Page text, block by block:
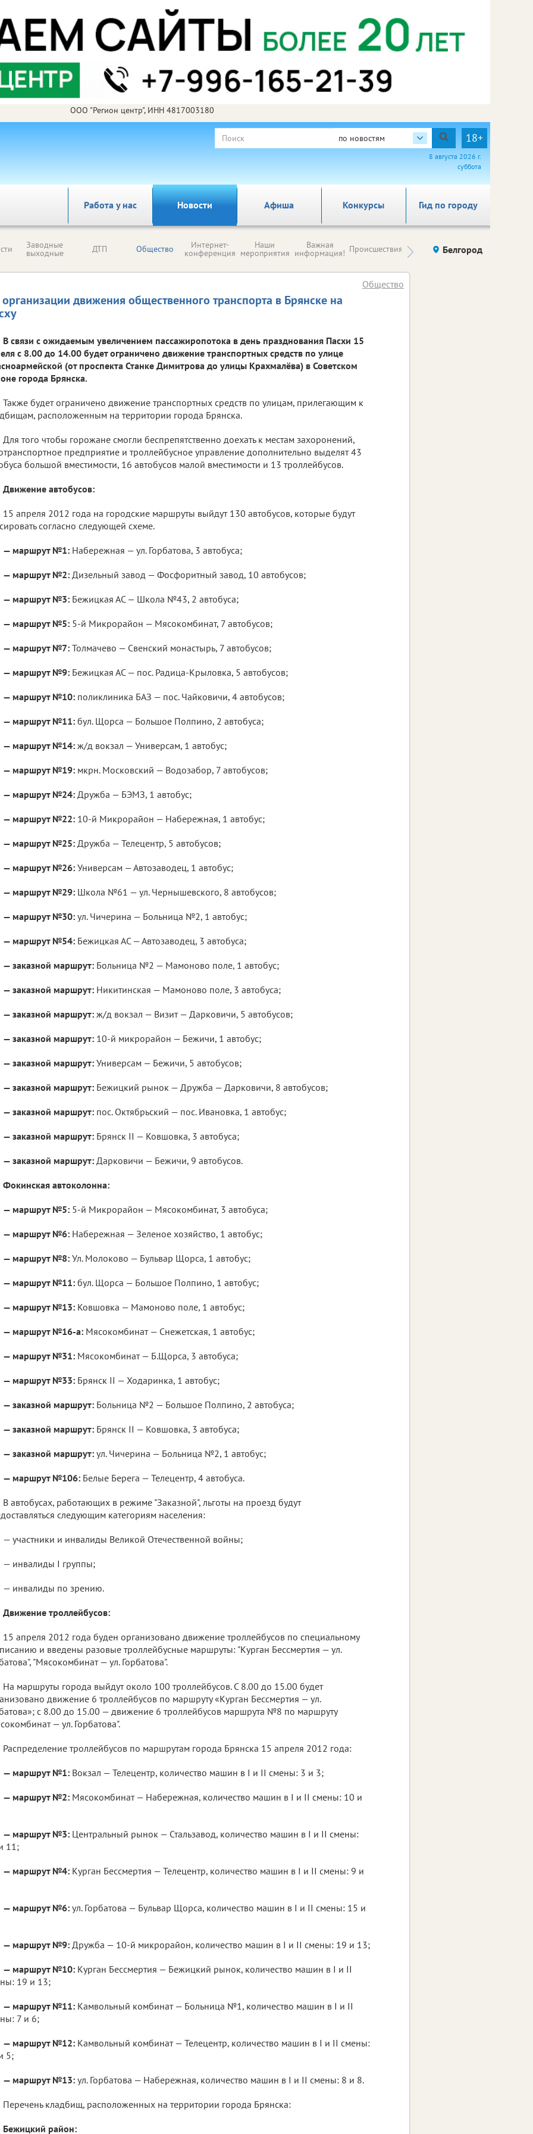
ООО "Регион центр", ИНН 4817003180
по новостям 18+
8 августа 2026 г.
суббота
Работа у нас Новости Афиша Гид по городу
Конкурсы
Заводные
выходные ДТП Общество Интернет-
конференция
Наши
мероприятия
Важная
информация! Происшествия Здоровье компаний (на
правах
Белгород
движения общественного транспорта в Брянске на
Общество
В связи с ожидаемым увеличением пассажиропотока в день празднования Пасхи 15
с 8.00 до 14.00 будет ограничено движение транспортных средств по улице
(от проспекта Станке Димитрова до улицы Крахмалёва) в Советском
города Брянска.
Также будет ограничено движение транспортных средств по улицам, прилегающим к
расположенным на территории города Брянска.
Для того чтобы горожане смогли беспрепятственно доехать к местам захоронений,
предприятие и троллейбусное управление дополнительно выделят 43
большой вместимости, 16 автобусов малой вместимости и 13 троллейбусов.
Движение автобусов:
15 апреля 2012 года на городские маршруты выйдут 130 автобусов, которые будут
согласно следующей схеме.
— маршрут №1: Набережная — ул. Горбатова, 3 автобуса;
— маршрут №2: Дизельный завод — Фосфоритный завод, 10 автобусов;
— маршрут №3: Бежицкая АС — Школа №43, 2 автобуса;
— маршрут №5: 5-й Микрорайон — Мясокомбинат, 7 автобусов;
— маршрут №7: Толмачево — Свенский монастырь, 7 автобусов;
— маршрут №9: Бежицкая АС — пос. Радица-Крыловка, 5 автобусов;
— маршрут №10: поликлиника БАЗ — пос. Чайковичи, 4 автобусов;
— маршрут №11: бул. Щорса — Большое Полпино, 2 автобуса;
— маршрут №14: ж/д вокзал — Универсам, 1 автобус;
— маршрут №19: мкрн. Московский — Водозабор, 7 автобусов;
— маршрут №24: Дружба — БЭМЗ, 1 автобус;
— маршрут №22: 10-й Микрорайон — Набережная, 1 автобус;
— маршрут №25: Дружба — Телецентр, 5 автобусов;
— маршрут №26: Универсам — Автозаводец, 1 автобус;
— маршрут №29: Школа №61 — ул. Чернышевского, 8 автобусов;
— маршрут №30: ул. Чичерина — Больница №2, 1 автобус;
— маршрут №54: Бежицкая АС — Автозаводец, 3 автобуса;
— заказной маршрут: Больница №2 — Мамоново поле, 1 автобус;
— заказной маршрут: Никитинская — Мамоново поле, 3 автобуса;
— заказной маршрут: ж/д вокзал — Визит — Дарковичи, 5 автобусов;
— заказной маршрут: 10-й микрорайон — Бежичи, 1 автобус;
— заказной маршрут: Универсам — Бежичи, 5 автобусов;
— заказной маршрут: Бежицкий рынок — Дружба — Дарковичи, 8 автобусов;
— заказной маршрут: пос. Октябрьский — пос. Ивановка, 1 автобус;
— заказной маршрут: Брянск II — Ковшовка, 3 автобуса;
— заказной маршрут: Дарковичи — Бежичи, 9 автобусов.
Фокинская автоколонна:
— маршрут №5: 5-й Микрорайон — Мясокомбинат, 3 автобуса;
— маршрут №6: Набережная — Зеленое хозяйство, 1 автобус;
— маршрут №8: Ул. Молоково — Бульвар Щорса, 1 автобус;
— маршрут №11: бул. Щорса — Большое Полпино, 1 автобус;
— маршрут №13: Ковшовка — Мамоново поле, 1 автобус;
— маршрут №16-а: Мясокомбинат — Снежетская, 1 автобус;
— маршрут №31: Мясокомбинат — Б.Щорса, 3 автобуса;
— маршрут №33: Брянск II — Ходаринка, 1 автобус;
— заказной маршрут: Больница №2 — Большое Полпино, 2 автобуса;
— заказной маршрут: Брянск II — Ковшовка, 3 автобуса;
— заказной маршрут: ул. Чичерина — Больница №2, 1 автобус;
— маршрут №106: Белые Берега — Телецентр, 4 автобуса.
В автобусах, работающих в режиме "Заказной", льготы на проезд будут
следующим категориям населения:
— участники и инвалиды Великой Отечественной войны;
— инвалиды I группы;
— инвалиды по зрению.
Движение троллейбусов:
15 апреля 2012 года буден организовано движение троллейбусов по специальному
и введены разовые троллейбусные маршруты: "Курган Бессмертия — ул.
"Мясокомбинат — ул. Горбатова".
На маршруты города выйдут около 100 троллейбусов. С 8.00 до 15.00 будет
движение 6 троллейбусов по маршруту «Курган Бессмертия — ул.
с 8.00 до 15.00 — движение 6 троллейбусов маршрута №8 по маршруту
— ул. Горбатова".
Распределение троллейбусов по маршрутам города Брянска 15 апреля 2012 года:
— маршрут №1: Вокзал — Телецентр, количество машин в I и II смены: 3 и 3;
— маршрут №2: Мясокомбинат — Набережная, количество машин в I и II смены: 10 и
— маршрут №3: Центральный рынок — Стальзавод, количество машин в I и II смены:
11;
— маршрут №4: Курган Бессмертия — Телецентр, количество машин в I и II смены: 9 и
— маршрут №6: ул. Горбатова — Бульвар Щорса, количество машин в I и II смены: 15 и
— маршрут №9: Дружба — 10-й микрорайон, количество машин в I и II смены: 19 и 13;
— маршрут №10: Курган Бессмертия — Бежицкий рынок, количество машин в I и II
19 и 13;
— маршрут №11: Камвольный комбинат — Больница №1, количество машин в I и II
7 и 6;
— маршрут №12: Камвольный комбинат — Телецентр, количество машин в I и II смены:
5;
— маршрут №13: ул. Горбатова — Набережная, количество машин в I и II смены: 8 и 8.
Перечень кладбищ, расположенных на территории города Брянска:
Бежицкий район: